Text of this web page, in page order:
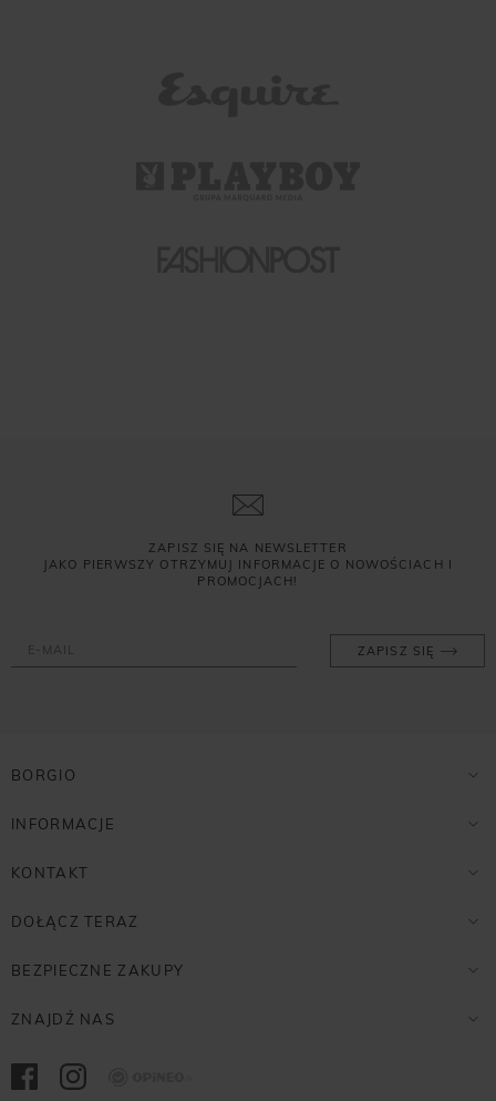
ZAPISZ SIĘ NA NEWSLETTER
JAKO PIERWSZY OTRZYMUJ INFORMACJE O NOWOŚCIACH I
PROMOCJACH!
ZAPISZ SIĘ
BORGIO
INFORMACJE
KONTAKT
DOŁĄCZ TERAZ
BEZPIECZNE ZAKUPY
ZNAJDŹ NAS